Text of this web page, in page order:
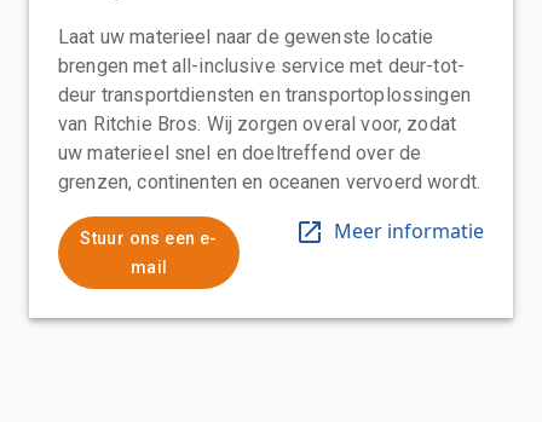
Laat uw materieel naar de gewenste locatie
brengen met all-inclusive service met deur-tot-
deur transportdiensten en transportoplossingen
van Ritchie Bros. Wij zorgen overal voor, zodat
uw materieel snel en doeltreffend over de
grenzen, continenten en oceanen vervoerd wordt.
Stuur ons een e-
mail
Meer informatie